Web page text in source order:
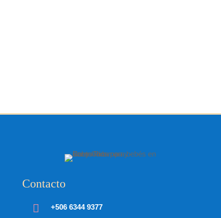
Contacto
 +506 6344 9377